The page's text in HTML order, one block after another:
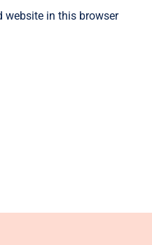
website in this browser